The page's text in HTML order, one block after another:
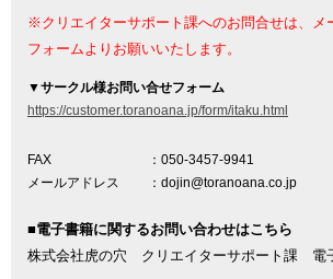
※クリエイターサポート課へのお問合せは、メ
フォームよりお願いいたします。
▼サークル様お問い合せフォーム
https://customer.toranoana.jp/form/itaku.html
FAX
：050-3457-9941
メールアドレス
：dojin@toranoana.co.jp
■電子書籍に関するお問い合わせはこちら
株式会社虎の穴 クリエイターサポート課